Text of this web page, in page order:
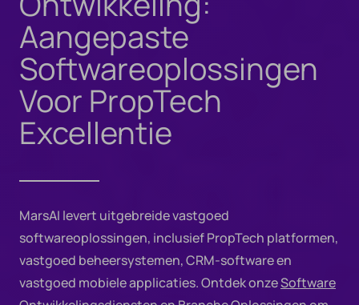
Aangepaste
Softwareoplossingen
Voor PropTech
Excellentie
MarsAI levert uitgebreide vastgoed
softwareoplossingen, inclusief PropTech platformen,
vastgoed beheersystemen, CRM-software en
vastgoed mobiele applicaties. Ontdek onzeSoftware